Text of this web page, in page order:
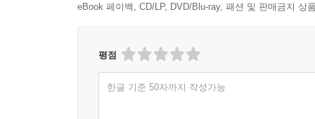
eBook 페이백, CD/LP, DVD/Blu-ray, 패션 및 판매금지 상
평점
한글 기준 50자까지 작성가능